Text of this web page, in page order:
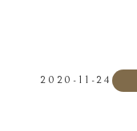
2020-11-24